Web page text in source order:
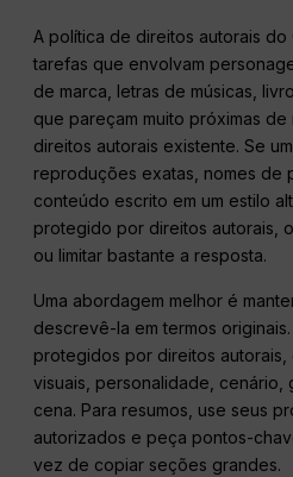
A política de direitos autorais
tarefas que envolvam
de marca, letras de músicas,
que pareçam muito próximas
direitos autorais existente. Se
reproduções exatas, nomes de
conteúdo escrito em um estilo
protegido por direitos autorais,
ou limitar bastante a resposta.
Uma abordagem melhor é
descrevê-la em termos
protegidos por direitos
visuais, personalidade, cenário,
cena. Para resumos, use seus
autorizados e peça pontos-
vez de copiar seções grandes.